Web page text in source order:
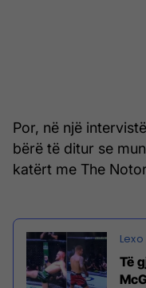
Por, në një
bërë të ditur se
katërt me The
Të